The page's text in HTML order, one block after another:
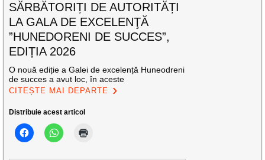
SĂRBĂTORIȚI DE AUTORITĂȚI
LA GALA DE EXCELENŢĂ
”HUNEDORENI DE SUCCES”,
EDIȚIA 2026
O nouă ediție a Galei de excelență Huneodreni
de succes a avut loc, în aceste
CITEȘTE MAI DEPARTE
Distribuie acest articol